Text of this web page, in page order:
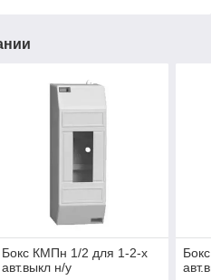
Бокс КМПн 1/2 для 1-2-х
авт.выкл н/у